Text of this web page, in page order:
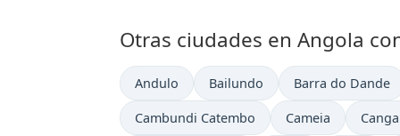
Otras ciudades en Angola
Hora actual en
Andulo Hora actual en
Bailundo Hora actual en
Barra do Dande
Hora actual en
Cambundi Catembo Hora actual en
Cameia Hora